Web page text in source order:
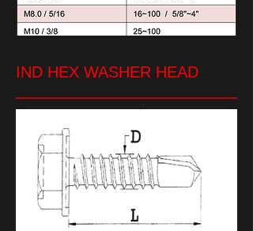
IND HEX WASHER HEAD